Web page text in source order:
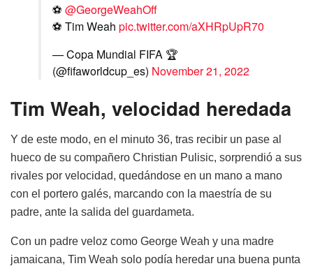
⚽️ @GeorgeWeahOff
⚽️ Tim Weah pic.twitter.com/aXHRpUpR70
— Copa Mundial FIFA 🏆
(@fifaworldcup_es) November 21, 2022
Tim Weah, velocidad heredada
Y de este modo, en el minuto 36, tras recibir un pase al
hueco de su compañero Christian Pulisic, sorprendió a sus
rivales por velocidad, quedándose en un mano a mano
con el portero galés, marcando con la maestría de su
padre, ante la salida del guardameta.
Con un padre veloz como George Weah y una madre
jamaicana, Tim Weah solo podía heredar una buena punta